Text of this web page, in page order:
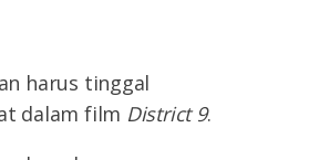
harus tinggal
dalam film District 9.